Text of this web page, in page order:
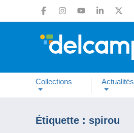
Collections Actualités
Étiquette : spirou